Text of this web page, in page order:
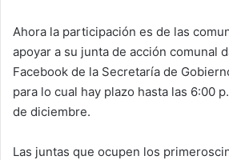
Ahora la participación es de las
apoyar a su junta de acción comunal
Facebook de la Secretaría de
para lo cual hay plazo hasta las 6:00
de diciembre.
Las juntas que ocupen los